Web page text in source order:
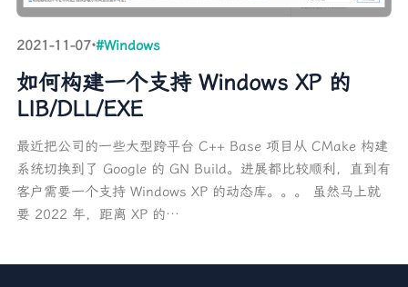
2021-11-07·#Windows
如何构建一个支持 Windows XP 的
LIB/DLL/EXE
最近把公司的一些大型跨平台 C++ Base 项目从 CMake 构建
系统切换到了 Google 的 GN Build。进展都比较顺利，直到有
客户需要一个支持 Windows XP 的动态库。。。 虽然马上就
要 2022 年，距离 XP 的…